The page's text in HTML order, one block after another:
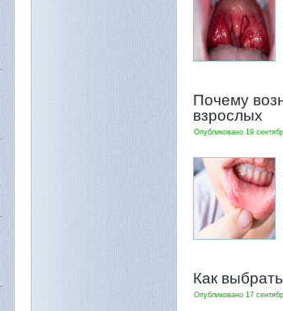
Почему
взрослых
Опубликовано 19
Как
Опубликовано 17